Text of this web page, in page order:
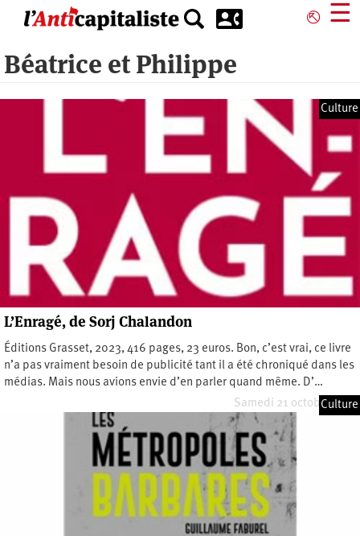
principal
⎋ ☰
Béatrice et Philippe
Culture
L’Enragé, de Sorj Chalandon
Éditions Grasset, 2023, 416 pages, 23 euros. Bon, c’est vrai, ce livre
n’a pas vraiment besoin de publicité tant il a été chroniqué dans les
médias. Mais nous avions envie d’en parler quand même. D’…
Samedi 21 octobre 2023
Culture